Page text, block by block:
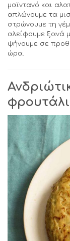
μαϊντανό και
απλώνουμε τα
στρώνουμε τη
αλείφουμε ξανά
ψήνουμε σε
ώρα.